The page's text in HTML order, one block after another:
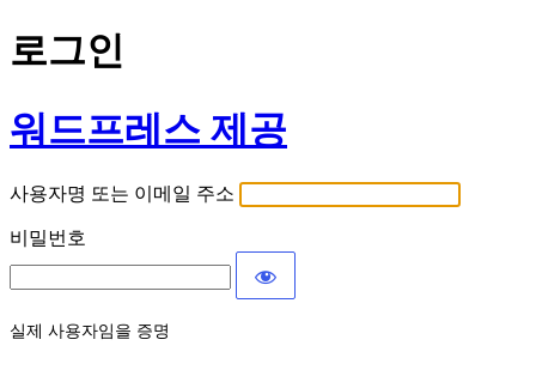
로그인
워드프레스 제공
사용자명 또는 이메일 주소
비밀번호
실제 사용자임을 증명